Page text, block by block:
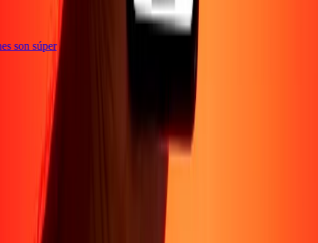
son súper
Acerca de
Conviértete en agenteConviértete en socio
Conviértete en socio estratégico
Carreras Promociones
Transferencia internacional de dinero
Soporte